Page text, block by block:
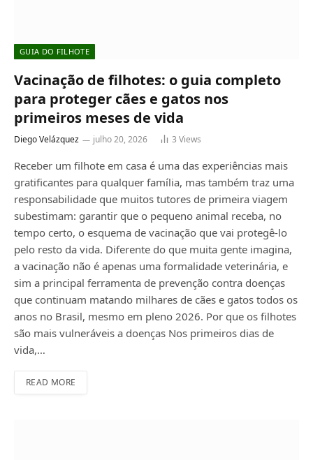
GUIA DO FILHOTE
Vacinação de filhotes: o guia completo
para proteger cães e gatos nos
primeiros meses de vida
Diego Velázquez julho 20, 2026 3 Views
Receber um filhote em casa é uma das experiências mais
gratificantes para qualquer família, mas também traz uma
responsabilidade que muitos tutores de primeira viagem
subestimam: garantir que o pequeno animal receba, no
tempo certo, o esquema de vacinação que vai protegê-lo
pelo resto da vida. Diferente do que muita gente imagina,
a vacinação não é apenas uma formalidade veterinária, e
sim a principal ferramenta de prevenção contra doenças
que continuam matando milhares de cães e gatos todos os
anos no Brasil, mesmo em pleno 2026. Por que os filhotes
são mais vulneráveis a doenças Nos primeiros dias de
vida,…
READ MORE